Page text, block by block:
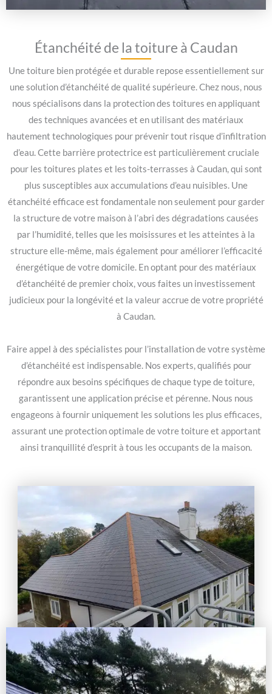
Étanchéité de la toiture à Caudan
Une toiture bien protégée et durable repose essentiellement sur
une solution d’étanchéité de qualité supérieure. Chez nous, nous
nous spécialisons dans la protection des toitures en appliquant
des techniques avancées et en utilisant des matériaux
hautement technologiques pour prévenir tout risque d’infiltration
d’eau. Cette barrière protectrice est particulièrement cruciale
pour les toitures plates et les toits-terrasses à Caudan, qui sont
plus susceptibles aux accumulations d’eau nuisibles. Une
étanchéité efficace est fondamentale non seulement pour garder
la structure de votre maison à l’abri des dégradations causées
par l’humidité, telles que les moisissures et les atteintes à la
structure elle-même, mais également pour améliorer l’efficacité
énergétique de votre domicile. En optant pour des matériaux
d’étanchéité de premier choix, vous faites un investissement
judicieux pour la longévité et la valeur accrue de votre propriété
à Caudan.
Faire appel à des spécialistes pour l’installation de votre système
d’étanchéité est indispensable. Nos experts, qualifiés pour
répondre aux besoins spécifiques de chaque type de toiture,
garantissent une application précise et pérenne. Nous nous
engageons à fournir uniquement les solutions les plus efficaces,
assurant une protection optimale de votre toiture et apportant
ainsi tranquillité d’esprit à tous les occupants de la maison.